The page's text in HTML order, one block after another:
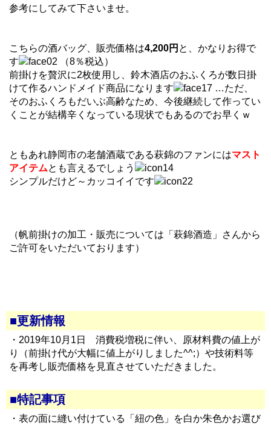
参考にしてみて下さいませ。
こちらの酒バッグ、販売価格は4,200円 と、かなりお得で
す
（8％税込）
前掛けを贅沢に2枚使用し、鈴木酒店のおふくろが数日掛
けて作るハンドメイド商品になります
…ただ、
そのおふくろもだいぶ高齢なため、今後継続して作ってい
くことが結構辛くなっている現状でもあるのでお早くｗ
ともあれ静岡市の老舗酒蔵である萩錦のファンにはマスト
アイテムとも言えるでしょう
シンプルだけど～カッコイイです
（帆前掛けの加工・販売については「萩錦酒造」さんから
ご許可をいただいております）
■更新情報
・2019年10月1日 消費税増税に伴い、原材料費の値上が
り（前掛け代が大幅に値上がりしました^^;）や技術料等
を再考し販売価格を見直させていただきました。
■特記事項
・表の面に縫い付けている「紐の色」を白か朱色かお選び